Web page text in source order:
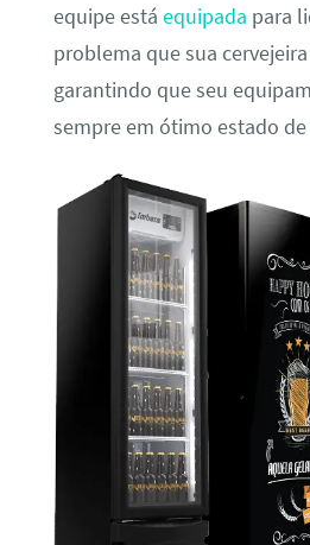
equipe está equipada para
problema que sua
garantindo que seu
sempre em ótimo estado